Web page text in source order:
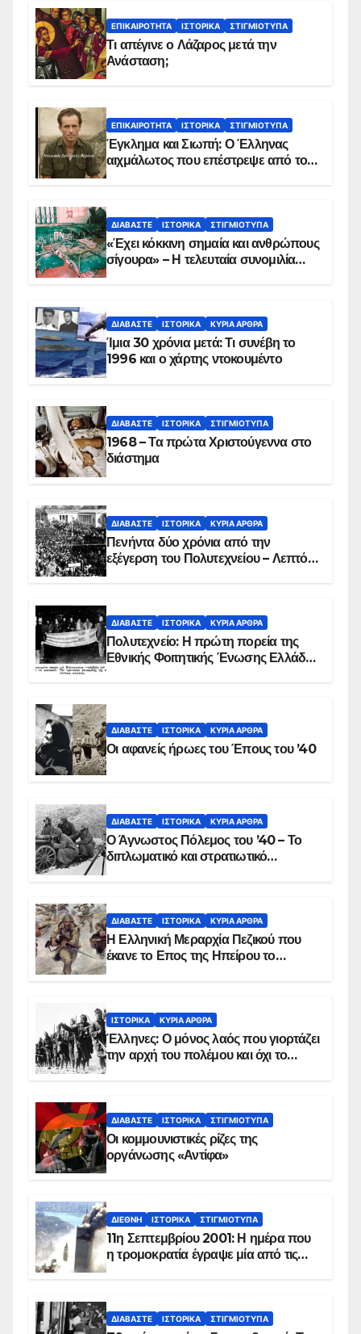
ΕΠΙΚΑΙΡΌΤΗΤΑ ΙΣΤΟΡΙΚΆ ΣΤΙΓΜΙΌΤΥΠΑ
Τι απέγινε ο Λάζαρος μετά την
Ανάσταση;
ΕΠΙΚΑΙΡΌΤΗΤΑ ΙΣΤΟΡΙΚΆ ΣΤΙΓΜΙΌΤΥΠΑ
Έγκλημα και Σιωπή: Ο Έλληνας
αιχμάλωτος που επέστρεψε από το
ΔΙΑΒΆΣΤΕ ΙΣΤΟΡΙΚΆ ΣΤΙΓΜΙΌΤΥΠΑ
«Έχει κόκκινη σημαία και ανθρώπους
σίγουρα» – Η τελευταία συνομιλία
ΔΙΑΒΆΣΤΕ ΙΣΤΟΡΙΚΆ ΚΥΡΙΑ ΑΡΘΡΑ
Ίμια 30 χρόνια μετά: Τι συνέβη το
1996 και ο χάρτης ντοκουμέντο
ΔΙΑΒΆΣΤΕ ΙΣΤΟΡΙΚΆ ΣΤΙΓΜΙΌΤΥΠΑ
1968 – Τα πρώτα Χριστούγεννα στο
διάστημα
ΔΙΑΒΆΣΤΕ ΙΣΤΟΡΙΚΆ ΚΥΡΙΑ ΑΡΘΡΑ
Πενήντα δύο χρόνια από την
εξέγερση του Πολυτεχνείου – Λεπτό
ΔΙΑΒΆΣΤΕ ΙΣΤΟΡΙΚΆ ΚΥΡΙΑ ΑΡΘΡΑ
Πολυτεχνείο: Η πρώτη πορεία της
Εθνικής Φοιτητικής Ένωσης Ελλάδος
ΔΙΑΒΆΣΤΕ ΙΣΤΟΡΙΚΆ ΚΥΡΙΑ ΑΡΘΡΑ
Οι αφανείς ήρωες του Έπους του ’40
ΔΙΑΒΆΣΤΕ ΙΣΤΟΡΙΚΆ ΚΥΡΙΑ ΑΡΘΡΑ
Ο Άγνωστος Πόλεμος του ’40 – Το
διπλωματικό και στρατιωτικό
ΔΙΑΒΆΣΤΕ ΙΣΤΟΡΙΚΆ ΚΥΡΙΑ ΑΡΘΡΑ
Η Ελληνική Μεραρχία Πεζικού που
έκανε το Επος της Ηπείρου το
ΙΣΤΟΡΙΚΆ ΚΥΡΙΑ ΑΡΘΡΑ
Έλληνες: Ο μόνος λαός που γιορτάζει
την αρχή του πολέμου και όχι το
ΔΙΑΒΆΣΤΕ ΙΣΤΟΡΙΚΆ ΣΤΙΓΜΙΌΤΥΠΑ
Οι κομμουνιστικές ρίζες της
οργάνωσης «Αντίφα»
ΔΙΕΘΝΉ ΙΣΤΟΡΙΚΆ ΣΤΙΓΜΙΌΤΥΠΑ
11η Σεπτεμβρίου 2001: Η ημέρα που
η τρομοκρατία έγραψε μία από τις
ΔΙΑΒΆΣΤΕ ΙΣΤΟΡΙΚΆ ΣΤΙΓΜΙΌΤΥΠΑ